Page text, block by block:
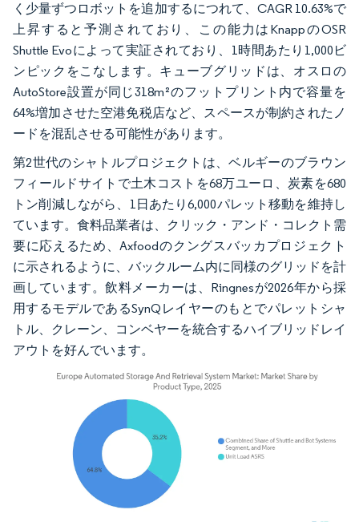
く少量ずつロボットを追加するにつれて、CAGR 10.63%で
上昇すると予測されており、この能力はKnappのOSR
Shuttle Evoによって実証されており、1時間あたり1,000ビ
ンピックをこなします。キューブグリッドは、オスロの
AutoStore設置が同じ318m²のフットプリント内で容量を
64%増加させた空港免税店など、スペースが制約されたノ
ードを混乱させる可能性があります。
第2世代のシャトルプロジェクトは、ベルギーのブラウン
フィールドサイトで土木コストを68万ユーロ、炭素を680
トン削減しながら、1日あたり6,000パレット移動を維持し
ています。食料品業者は、クリック・アンド・コレクト需
要に応えるため、Axfoodのクングスバッカプロジェクト
に示されるように、バックルーム内に同様のグリッドを計
画しています。飲料メーカーは、Ringnesが2026年から採
用するモデルであるSynQレイヤーのもとでパレットシャ
トル、クレーン、コンベヤーを統合するハイブリッドレイ
アウトを好んでいます。